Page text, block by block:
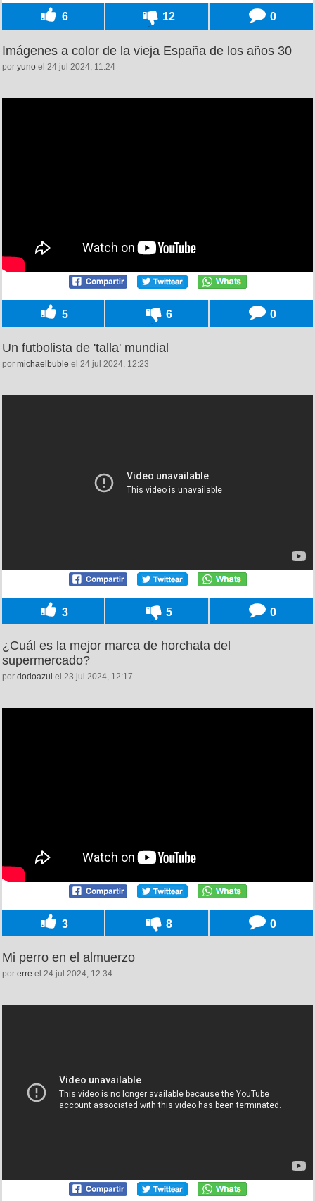
6 12 0
Imágenes a color de la vieja España de los años 30
por yuno el 24 jul 2024, 11:24
5 6 0
Un futbolista de 'talla' mundial
por michaelbuble el 24 jul 2024, 12:23
3 5 0
¿Cuál es la mejor marca de horchata del
supermercado?
por dodoazul el 23 jul 2024, 12:17
3 8 0
Mi perro en el almuerzo
por erre el 24 jul 2024, 12:34